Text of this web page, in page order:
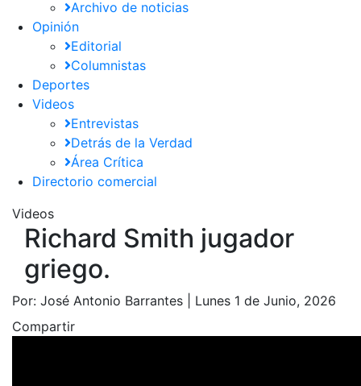
Archivo de noticias
Opinión
Editorial
Columnistas
Deportes
Videos
Entrevistas
Detrás de la Verdad
Área Crítica
Directorio comercial
Videos
Richard Smith jugador
griego.
Por: José Antonio Barrantes | Lunes 1 de Junio, 2026
Compartir